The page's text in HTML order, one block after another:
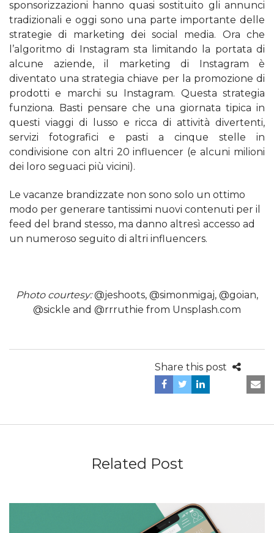
sponsorizzazioni hanno quasi sostituito gli annunci
tradizionali e oggi sono una parte importante delle
strategie di marketing dei social media. Ora che
l’algoritmo di Instagram sta limitando la portata di
alcune aziende, il marketing di Instagram è
diventato una strategia chiave per la promozione di
prodotti e marchi su Instagram. Questa strategia
funziona. Basti pensare che una giornata tipica in
questi viaggi di lusso e ricca di attività divertenti,
servizi fotografici e pasti a cinque stelle in
condivisione con altri 20 influencer (e alcuni milioni
dei loro seguaci più vicini).
Le vacanze brandizzate non sono solo un ottimo
modo per generare tantissimi nuovi contenuti per il
feed del brand stesso, ma danno altresì accesso ad
un numeroso seguito di altri influencers.
Photo courtesy: @jeshoots, @simonmigaj, @goian,
@sickle and @rrruthie from Unsplash.com
Share this post
Related Post